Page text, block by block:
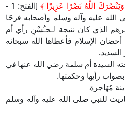
اللَّهُ نَصْرًا عَزِيزًا ﴾
[الفتح: 1 -
الله عليه وآله وسلم وأصحابه فرحًا
الذي كان نتيجة لـحـُسْنِ رأي أم
الإسلام فأعطاها الله سبحانه
السديد.
السيدة أم سلمة رضي الله عنها في
رأيها وحكمتها.
مُهَاجرة.
للنبي صلى الله عليه وآله وسلم